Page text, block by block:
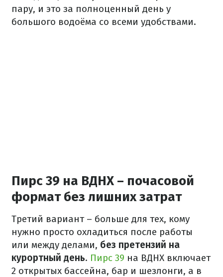
пару, и это за полноценный день у
большого водоёма со всеми удобствами.
Пирс 39 на ВДНХ – почасовой
формат без лишних затрат
Третий вариант – больше для тех, кому
нужно просто охладиться после работы
или между делами, без претензий на
курортный день. Пирс 39 на ВДНХ включает
2 открытых бассейна, бар и шезлонги, а в